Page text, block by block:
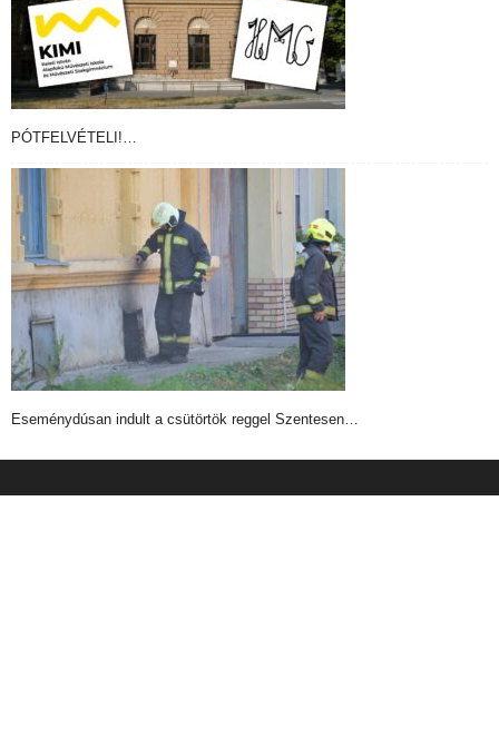
PÓTFELVÉTELI!…
Eseménydúsan indult a csütörtök reggel Szentesen…